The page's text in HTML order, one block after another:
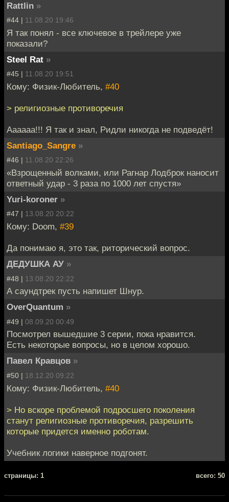
Rattlin »
#44 | 11.08.20 19:46
Я так понял - все ключевое в трейлере уже
показали?
Steel Rat »
#45 | 11.08.20 19:51
Кому: Физик-Любитель, #40
> религиозные противоречия
Аааааа!!! Я так и знал, Ридли никогда не подведёт!
Santiago_Sangre »
#46 | 11.08.20 22:26
«Взрощенный волками, или Рагнар Лодброк наносит
ответный удар - 3 раза по 1000 лет спустя»
Yuri-koroner »
#47 | 13.08.20 20:22
Кому: Doom, #39
Да понимаю я, это так, риторический вопрос.
ДЕДУШКА АУ »
#48 | 13.08.20 22:22
А саундтрек пусть напишет Шнур.
OverQuantum »
#49 | 08.09.20 00:49
Посмотрел вышедшие 3 серии, пока нравится.
Есть некоторые вопросы, но в целом хорошо.
Павел Кравцов »
#50 | 18.12.20 09:22
Кому: Физик-Любитель, #40
> Но вскоре проблемой подросшего поколения
станут религиозные противоречия, разрешить
которые придется именно роботам.
Учебник логики наверное подгонят.
cтраницы: 1 всего: 50